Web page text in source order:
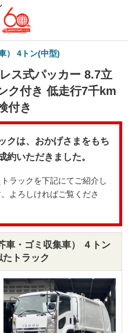
） 4トン(中型)
ス式パッカー 8.7立
ク付き 低走行7千km
付き
クは、おかげさまをもち
約いただきました。
ラックを下記にてご紹介し
よろしければご覧くださ
車・ゴミ収集車） ４トン
トラック